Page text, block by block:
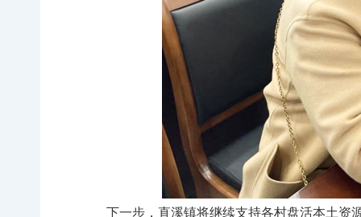
下一步，直溪镇将继续支持各村盘活本土资